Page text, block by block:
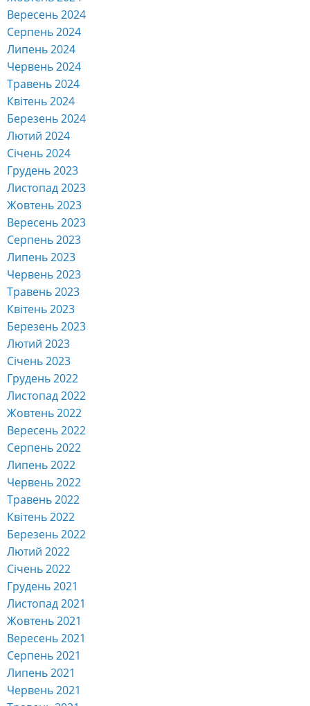
Вересень 2024
Серпень 2024
Липень 2024
Червень 2024
Травень 2024
Квітень 2024
Березень 2024
Лютий 2024
Січень 2024
Грудень 2023
Листопад 2023
Жовтень 2023
Вересень 2023
Серпень 2023
Липень 2023
Червень 2023
Травень 2023
Квітень 2023
Березень 2023
Лютий 2023
Січень 2023
Грудень 2022
Листопад 2022
Жовтень 2022
Вересень 2022
Серпень 2022
Липень 2022
Червень 2022
Травень 2022
Квітень 2022
Березень 2022
Лютий 2022
Січень 2022
Грудень 2021
Листопад 2021
Жовтень 2021
Вересень 2021
Серпень 2021
Липень 2021
Червень 2021